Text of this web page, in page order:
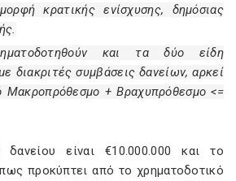
κρατικής ενίσχυσης, δημόσιας
και τα δύο είδη
διακριτές συμβάσεις δανείων, αρκεί
Μακροπρόθεσμο + Βραχυπρόθεσμο <=
είναι €10.000.000 και το
προκύπτει από το χρηματοδοτικό